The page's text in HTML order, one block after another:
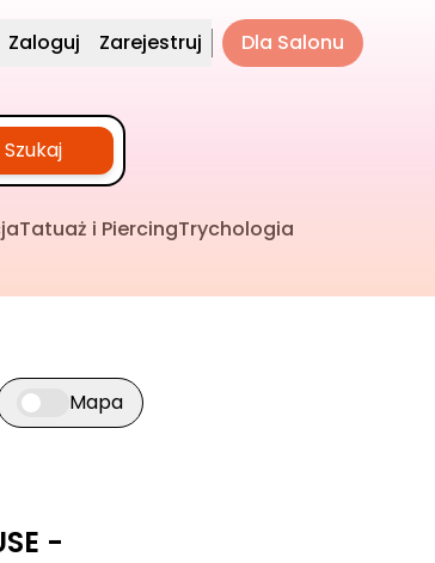
Zaloguj Zarejestruj Dla Salonu
Szukaj
Tatuaż i PiercingTrychologia
Przełącz widok mapy
Mapa
-